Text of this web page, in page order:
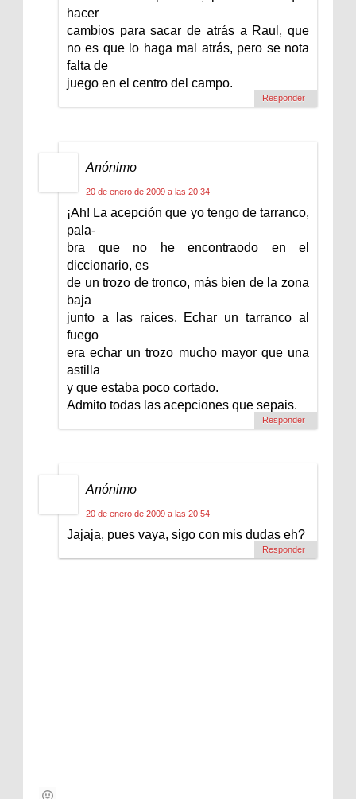
hacer
cambios para sacar de atrás a Raul, que
no es que lo haga mal atrás, pero se nota
falta de
juego en el centro del campo.
Responder
Anónimo
20 de enero de 2009 a las 20:34
¡Ah! La acepción que yo tengo de tarranco,
pala-
bra que no he encontraodo en el
diccionario, es
de un trozo de tronco, más bien de la zona
baja
junto a las raices. Echar un tarranco al
fuego
era echar un trozo mucho mayor que una
astilla
y que estaba poco cortado.
Admito todas las acepciones que sepais.
Responder
Anónimo
20 de enero de 2009 a las 20:54
Jajaja, pues vaya, sigo con mis dudas eh?
Responder